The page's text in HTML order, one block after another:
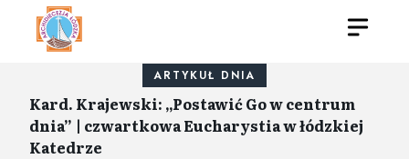
ARTYKUŁ DNIA
Kard. Krajewski: „Postawić Go w centrum
dnia” | czwartkowa Eucharystia w łódzkiej
Katedrze